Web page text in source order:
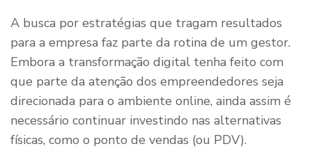
A busca por estratégias que tragam resultados
para a empresa faz parte da rotina de um gestor.
Embora a transformação digital tenha feito com
que parte da atenção dos empreendedores seja
direcionada para o ambiente online, ainda assim é
necessário continuar investindo nas alternativas
físicas, como o ponto de vendas (ou PDV).